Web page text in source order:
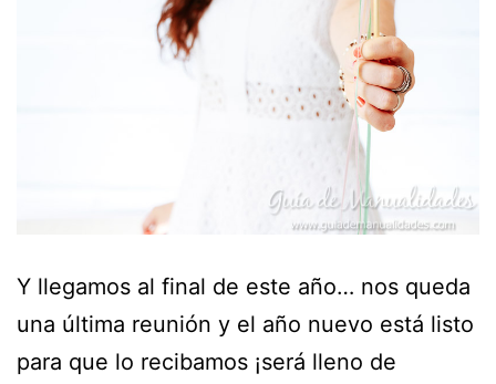
Y llegamos al final de este año… nos queda
una última reunión y el año nuevo está listo
para que lo recibamos ¡será lleno de